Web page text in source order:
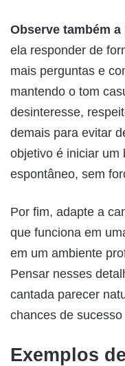
Observe também
ela responder de
mais perguntas e
mantendo o tom
desinteresse,
demais para evitar
objetivo é iniciar um
espontâneo, sem
Por fim, adapte a
que funciona em
em um ambiente
Pensar nesses
cantada parecer
chances de
Exemplos